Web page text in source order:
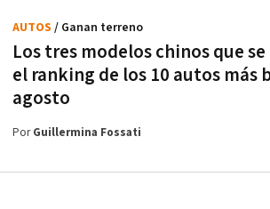
Los tres modelos chinos que
el ranking de los 10 autos más
agosto
AUTOS / Ganan terreno
PorGuillermina Fossati